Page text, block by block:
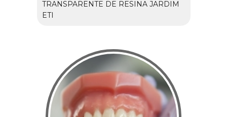
TRANSPARENTE DE RESINA JARDIM
ETI